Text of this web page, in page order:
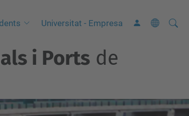
Universitat - Empresa Cerca
C
v
i Portsde